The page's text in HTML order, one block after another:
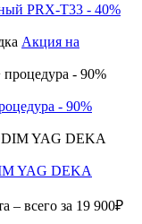
PRX-T33 - 40%
Акция на
- 90%
YAG DEKA